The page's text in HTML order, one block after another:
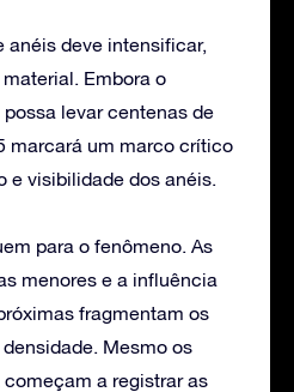
anéis deve intensificar,
Embora o
levar centenas de
marcará um marco crítico
e visibilidade dos anéis.
para o fenômeno. As
menores e a influência
fragmentam os
Mesmo os
a registrar as